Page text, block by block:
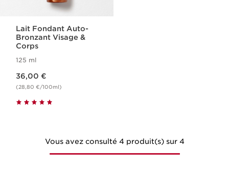
Lait Fondant Auto-
Bronzant Visage &
Corps
125 ml
36,00 €
(28,80 €/100ml)
Vous avez consulté 4 produit(s) sur 4